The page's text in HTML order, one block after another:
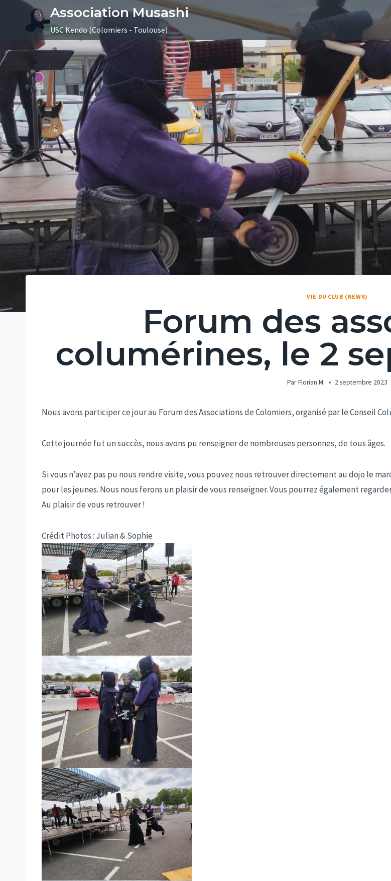
Association Musashi
USC Kendo (Colomiers - Toulouse)
VIE DU CLUB (NEWS)
Forum des
columérines, le 2
Par Florian M. 2 septembre 2023
Nous avons participer ce jour au Forum des Associations de Colomiers, organisé par le Conseil
Cette journée fut un succès, nous avons pu renseigner de nombreuses personnes, de tous âges.
Si vous n’avez pas pu nous rendre visite, vous pouvez nous retrouver directement au dojo le
pour les jeunes. Nous nous ferons un plaisir de vous renseigner. Vous pourrez également
Au plaisir de vous retrouver !
Crédit Photos : Julian & Sophie